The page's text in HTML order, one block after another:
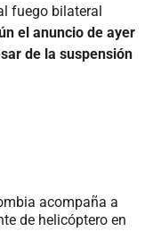
fuego bilateral
el anuncio de ayer
de la suspensión
acompaña a
de helicóptero en